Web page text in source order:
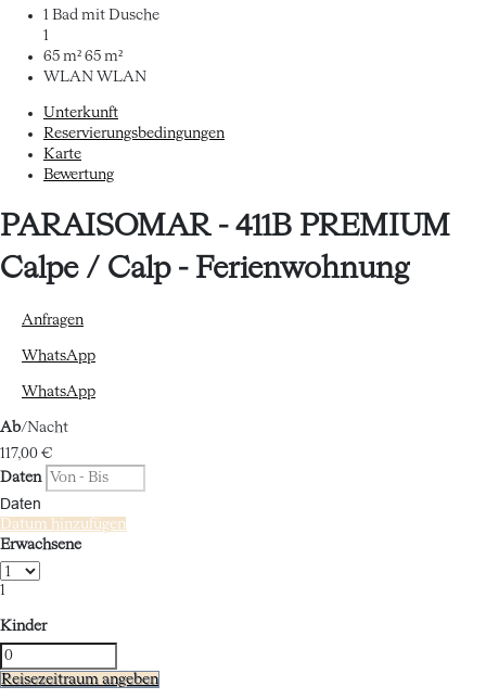
1 Bad mit Dusche
1
65 m² 65 m²
WLAN WLAN
Unterkunft
Reservierungsbedingungen
Karte
Bewertung
PARAISOMAR - 411B PREMIUM
Calpe / Calp - Ferienwohnung
Anfragen
WhatsApp
WhatsApp
Ab/Nacht
117,00 €
Daten
Daten
Datum hinzufügen
Erwachsene
1
Kinder
Reisezeitraum angeben